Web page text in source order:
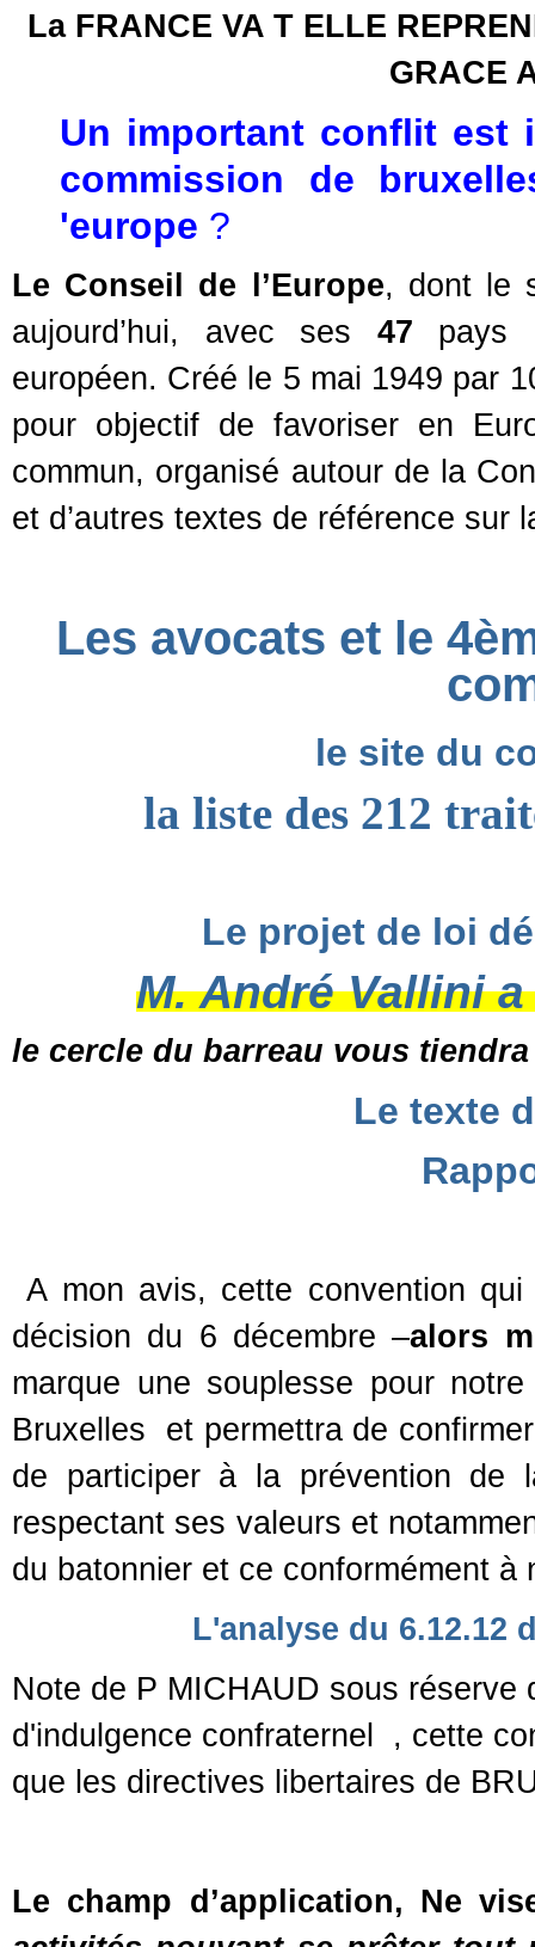
La FRANCE VA T ELLE
GRACE
Un important conflit est
commission de
'europe ?
Le Conseil de l’Europe, dont le
aujourd’hui, avec ses 47 pays
européen. Créé le 5 mai 1949 par
pour objectif de favoriser en
commun, organisé autour de la
et d’autres textes de référence sur
Les avocats et le
le site du
la liste des 212
Le projet de loi
M. André Vallini
le cercle du barreau vous
Le texte
A mon avis, cette convention
décision du 6 décembre –alors
marque une souplesse pour
Bruxelles
et permettra de
de participer à la prévention de
respectant ses valeurs et
du batonnier et ce conformément
L'analyse du 6.12.12
Note de P MICHAUD sous réserve
d'indulgence confraternel , cette
que les directives libertaires de
Le champ d’application, Ne